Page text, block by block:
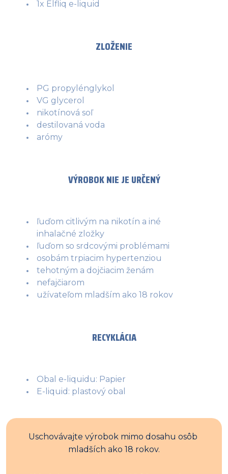
1x Elfliq e-liquid
ZLOŽENIE
PG propylénglykol
VG glycerol
nikotínová soľ
destilovaná voda
arómy
VÝROBOK NIE JE URČENÝ
ľuďom citlivým na nikotín a iné
inhalačné zložky
ľuďom so srdcovými problémami
osobám trpiacim hypertenziou
tehotným a dojčiacim ženám
nefajčiarom
užívateľom mladším ako 18 rokov
RECYKLÁCIA
Obal e-liquidu: Papier
E-liquid: plastový obal
Uschovávajte výrobok mimo dosahu osôb
mladších ako 18 rokov.